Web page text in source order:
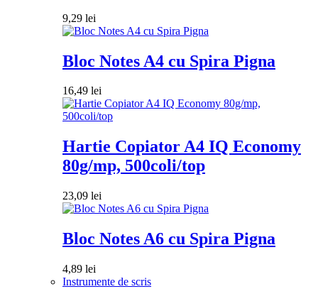
9,29 lei
Bloc Notes A4 cu Spira Pigna
16,49 lei
Hartie Copiator A4 IQ Economy
80g/mp, 500coli/top
23,09 lei
Bloc Notes A6 cu Spira Pigna
4,89 lei
Instrumente de scris